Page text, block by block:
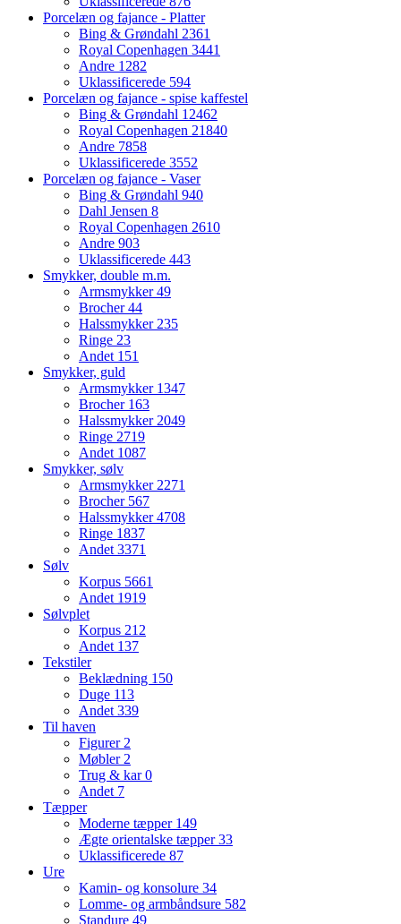
Porcelæn og fajance - Platter
Bing & Grøndahl 2361
Royal Copenhagen 3441
Andre 1282
Uklassificerede 594
Porcelæn og fajance - spise kaffestel
Bing & Grøndahl 12462
Royal Copenhagen 21840
Andre 7858
Uklassificerede 3552
Porcelæn og fajance - Vaser
Bing & Grøndahl 940
Dahl Jensen 8
Royal Copenhagen 2610
Andre 903
Uklassificerede 443
Smykker, double m.m.
Armsmykker49
Brocher44
Halssmykker235
Ringe 23
Andet 151
Smykker, guld
Armsmykker 1347
Brocher 163
Halssmykker2049
Ringe 2719
Andet 1087
Smykker, sølv
Armsmykker2271
Brocher 567
Halssmykker4708
Ringe 1837
Andet3371
Sølv
Korpus 5661
Andet 1919
Sølvplet
Korpus 212
Andet 137
Tekstiler
Beklædning 150
Duge 113
Andet339
Til haven
Figurer2
Møbler2
Trug & kar0
Andet 7
Tæpper
Moderne tæpper 149
Ægte orientalske tæpper33
Uklassificerede 87
Ure
Kamin- og konsolure 34
Lomme- og armbåndsure 582
Standure 49